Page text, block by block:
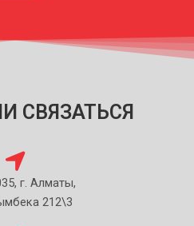
СВЯЗАТЬСЯ
г. Алматы,
212\3